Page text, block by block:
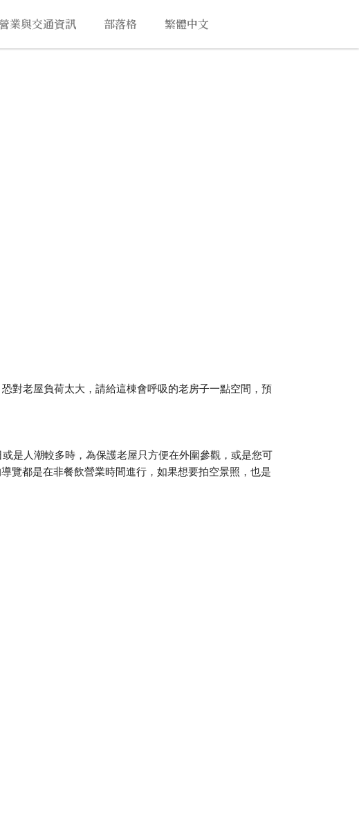
營業與交通資訊 部落格 繁體中文
對老屋負荷太大，請給這棟會呼吸的老房子一點空間，預
是人潮較多時，為保護老屋只方便在外圍參觀，或是您可
覽都是在非餐飲營業時間進行，如果想要拍空景照，也是